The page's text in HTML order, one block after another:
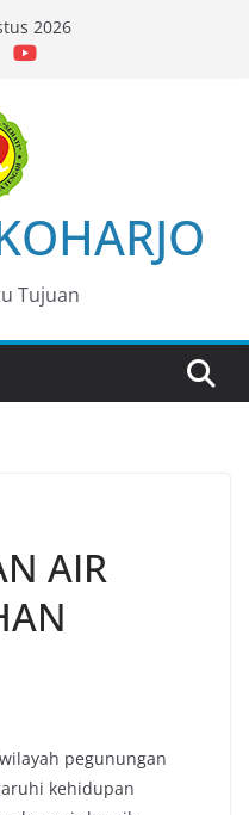
2026
Tujuan
AIR
pegunungan
kehidupan